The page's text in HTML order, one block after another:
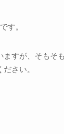
す。
ますが、そもそ
さい。